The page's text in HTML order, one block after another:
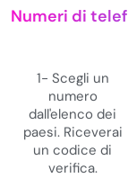
Numeri di
1- Scegli un
numero
dall'elenco dei
paesi. Riceverai
un codice di
verifica.